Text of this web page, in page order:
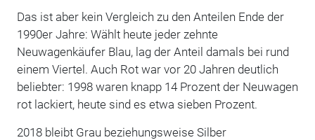
Das ist aber kein Vergleich zu den Anteilen Ende der
1990er Jahre: Wählt heute jeder zehnte
Neuwagenkäufer Blau, lag der Anteil damals bei rund
einem Viertel. Auch Rot war vor 20 Jahren deutlich
beliebter: 1998 waren knapp 14 Prozent der Neuwagen
rot lackiert, heute sind es etwa sieben Prozent.
2018 bleibt Grau beziehungsweise Silber